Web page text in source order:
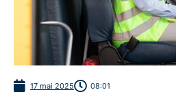
17 mai 2025 08:01